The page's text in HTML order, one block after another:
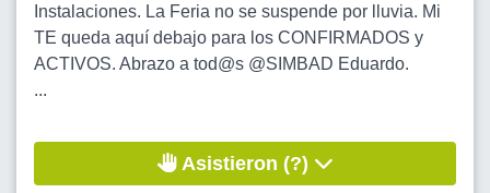
Instalaciones. La Feria no se suspende por lluvia. Mi
TE queda aquí debajo para los CONFIRMADOS y
ACTIVOS. Abrazo a tod@s @SIMBAD Eduardo.
...
Asistieron (?)